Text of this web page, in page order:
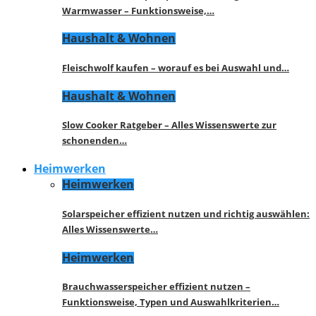
Warmwasser – Funktionsweise,…
Haushalt & Wohnen
Fleischwolf kaufen – worauf es bei Auswahl und…
Haushalt & Wohnen
Slow Cooker Ratgeber – Alles Wissenswerte zur
schonenden…
Heimwerken
Heimwerken
Solarspeicher effizient nutzen und richtig auswählen:
Alles Wissenswerte…
Heimwerken
Brauchwasserspeicher effizient nutzen –
Funktionsweise, Typen und Auswahlkriterien…